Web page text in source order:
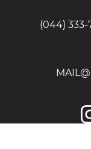
(044)